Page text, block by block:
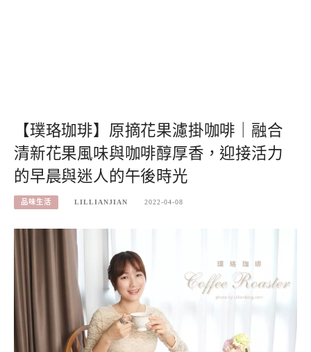
【璞珞珈琲】原摘花果濾掛咖啡｜融合
清新花果風味與咖啡醇厚香，迎接活力
的早晨與迷人的午後時光
品味生活 LILLIANJIAN 2022-04-08